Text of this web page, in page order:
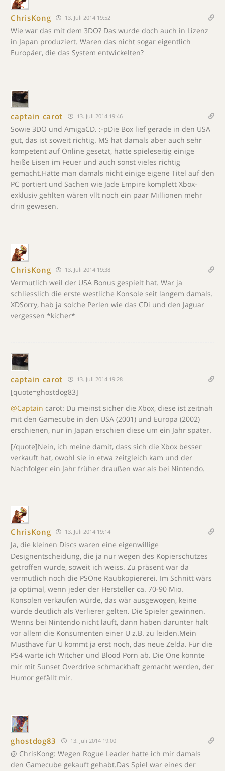
ChrisKong 13. Juli 2014 19:52
Wie war das mit dem 3DO? Das wurde doch auch in Lizenz
in Japan produziert. Waren das nicht sogar eigentlich
Europäer, die das System entwickelten?
captain carot 13. Juli 2014 19:46
Sowie 3DO und AmigaCD. :-pDie Box lief gerade in den USA
gut, das ist soweit richtig. MS hat damals aber auch sehr
kompetent auf Online gesetzt, hatte spieleseitig einige
heiße Eisen im Feuer und auch sonst vieles richtig
gemacht.Hätte man damals nicht einige eigene Titel auf den
PC portiert und Sachen wie Jade Empire komplett Xbox-
exklusiv gehlten wären vllt noch ein paar Millionen mehr
drin gewesen.
ChrisKong 13. Juli 2014 19:38
Vermutlich weil der USA Bonus gespielt hat. War ja
schliesslich die erste westliche Konsole seit langem damals.
XDSorry, hab ja solche Perlen wie das CDi und den Jaguar
vergessen *kicher*
captain carot 13. Juli 2014 19:28
[quote=ghostdog83]
@Captain carot: Du meinst sicher die Xbox, diese ist zeitnah
mit den Gamecube in den USA (2001) und Europa (2002)
erschienen, nur in Japan erschien diese um ein Jahr später.
[/quote]Nein, ich meine damit, dass sich die Xbox besser
verkauft hat, owohl sie in etwa zeitgleich kam und der
Nachfolger ein Jahr früher draußen war als bei Nintendo.
ChrisKong 13. Juli 2014 19:14
Ja, die kleinen Discs waren eine eigenwillige
Designentscheidung, die ja nur wegen des Kopierschutzes
getroffen wurde, soweit ich weiss. Zu präsent war da
vermutlich noch die PSOne Raubkopiererei. Im Schnitt wärs
ja optimal, wenn jeder der Hersteller ca. 70-90 Mio.
Konsolen verkaufen würde, das wär ausgewogen, keine
würde deutlich als Verlierer gelten. Die Spieler gewinnen.
Wenns bei Nintendo nicht läuft, dann haben darunter halt
vor allem die Konsumenten einer U z.B. zu leiden.Mein
Musthave für U kommt ja erst noch, das neue Zelda. Für die
PS4 warte ich Witcher und Blood Porn ab. Die One könnte
mir mit Sunset Overdrive schmackhaft gemacht werden, der
Humor gefällt mir.
ghostdog83 13. Juli 2014 19:00
@ ChrisKong: Wegen Rogue Leader hatte ich mir damals
den Gamecube gekauft gehabt.Das Spiel war eines der